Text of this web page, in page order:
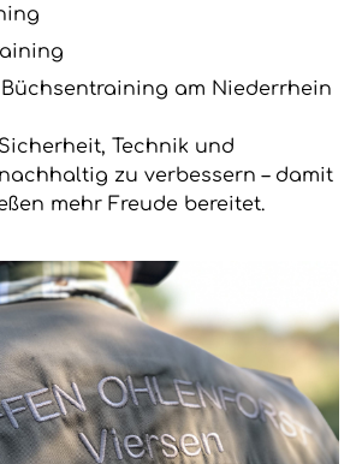
am Niederrhein
Technik und
zu verbessern – damit
mehr Freude bereitet.